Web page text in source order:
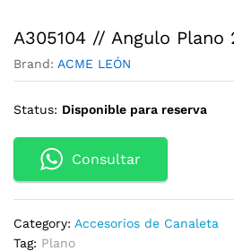
A305104 // Angulo Plano
Brand: ACME LEÓN
Status: Disponible para reserva
Consultar
Category: Accesorios de Canaleta
Tag: Plano